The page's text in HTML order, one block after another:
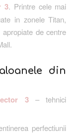
3. Printre cele mai
in zonele Titan,
de centre
din
3– tehnici
perfectiunii